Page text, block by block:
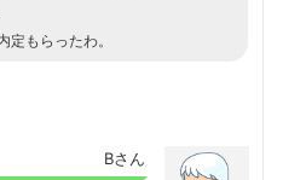
定もらったわ。
Bさん